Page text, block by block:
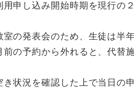
申し込み開始時期を現行の
の発表会のため、生徒は半
前の予約から外れると、代替
状況を確認した上で当日の